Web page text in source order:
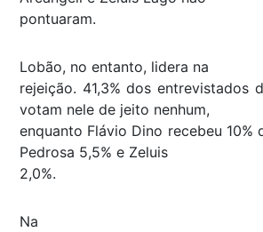
pontuaram.
Lobão, no entanto, lidera na
rejeição. 41,3% dos entrevistados
votam nele de jeito nenhum,
enquanto Flávio Dino recebeu 10%
Pedrosa 5,5% e Zeluis
2,0%.
Na